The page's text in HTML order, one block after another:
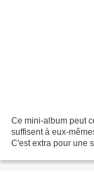
Ce mini-album peut
suffisent à eux-
C'est extra pour une